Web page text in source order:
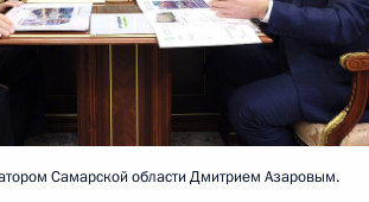
Самарской области Дмитрием Азаровым.